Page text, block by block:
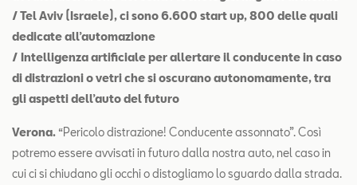
/ Tel Aviv (Israele), ci sono 6.600 start up, 800 delle quali
dedicate all’automazione
/ Intelligenza artificiale per allertare il conducente in caso
di distrazioni o vetri che si oscurano autonomamente, tra
gli aspetti dell’auto del futuro
Verona. “Pericolo distrazione! Conducente assonnato”. Così
potremo essere avvisati in futuro dalla nostra auto, nel caso in
cui ci si chiudano gli occhi o distogliamo lo sguardo dalla strada.